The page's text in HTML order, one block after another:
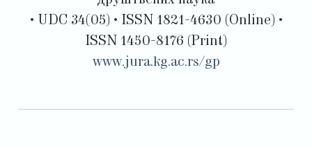
• UDC 34(05) • ISSN 1821-4630 (Online) •
ISSN 1450-8176 (Print)
www.jura.kg.ac.rs/gp